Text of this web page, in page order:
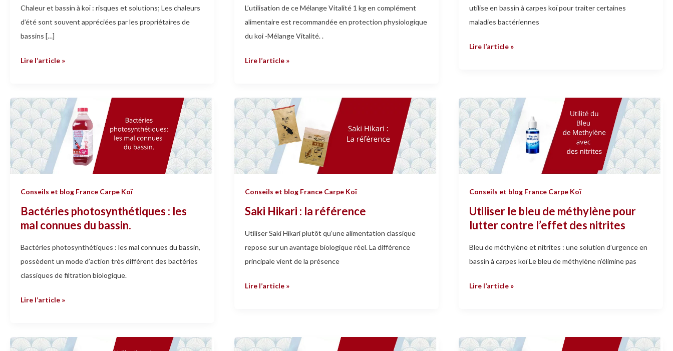
Chaleur et bassin à koï : risques et solutions; Les chaleurs
d’été sont souvent appréciées par les propriétaires de
bassins […]
protéger
vos
koi
Lire l’article »
L’utilisation de ce Mélange Vitalité 1 kg en complément
alimentaire est recommandée en protection physiologique
du koi -Mélange Vitalité. .
Lire l’article »
utilise en bassin à carpes koï pour traiter certaines
maladies bactériennes
Lire l’article »
Conseils et blog France Carpe Koï
Bactéries photosynthétiques : les
mal connues du bassin.
Bactéries photosynthétiques : les mal connues du bassin,
possèdent un mode d’action très différent des bactéries
classiques de filtration biologique.
Bactéries
photosynthétiques
:
les
mal
connues
du
Lire l’article »
Conseils et blog France Carpe Koï
Saki Hikari : la référence
Utiliser Saki Hikari plutôt qu’une alimentation classique
repose sur un avantage biologique réel. La différence
principale vient de la présence
Saki
Hikari
:
référence
Lire l’article »
Conseils et blog France Carpe Koï
Utiliser le bleu de méthylène pour
lutter contre l’effet des nitrites
Bleu de méthylène et nitrites : une solution d’urgence en
bassin à carpes koï Le bleu de méthylène n’élimine pas
Utiliser
le
bleu
de
méthylène
pour
lutter
l’effet
des
nitrites
Lire l’article »
Utilisation
Pourquoi
Uv